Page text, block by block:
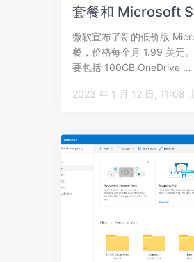
套餐和 Microsoft
微软宣布了新的低价版
餐，价格每个月 1.99 美元
要包括 100GB OneDrive …
2023 年 1 月 12 日,